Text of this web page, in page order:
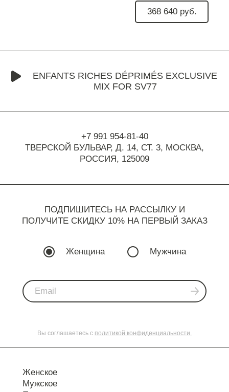
368 640 руб.
ENFANTS RICHES DÉPRIMÉS EXCLUSIVE
MIX FOR SV77
+7 991 954-81-40
ТВЕРСКОЙ БУЛЬВАР, Д. 14, СТ. 3, МОСКВА,
РОССИЯ, 125009
ПОДПИШИТЕСЬ НА РАССЫЛКУ И
ПОЛУЧИТЕ СКИДКУ 10% НА ПЕРВЫЙ ЗАКАЗ
Женщина Мужчина
Вы соглашаетесь с политикой конфиденциальности.
Женское
Мужское